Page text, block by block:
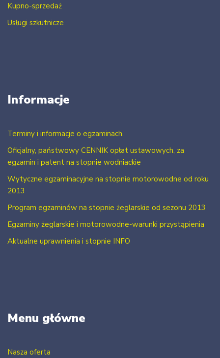
Kupno-sprzedaż
Usługi szkutnicze
Informacje
Terminy i informacje o egzaminach.
Oficjalny, państwowy CENNIK opłat ustawowych, za
egzamin i patent na stopnie wodniackie
Wytyczne egzaminacyjne na stopnie motorowodne od roku
2013
Program egzaminów na stopnie żeglarskie od sezonu 2013
Egzaminy żeglarskie i motorowodne-warunki przystąpienia
Aktualne uprawnienia i stopnie INFO
Menu główne
Nasza oferta